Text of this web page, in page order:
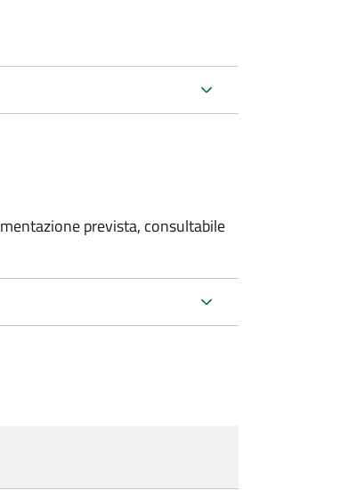
prevista, consultabile